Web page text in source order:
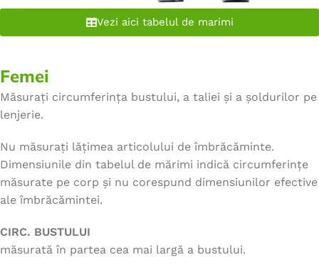
Vezi aici tabelul de marimi
Femei
Măsurați circumferința bustului, a taliei și a șoldurilor pe
lenjerie.
Nu măsurați lățimea articolului de îmbrăcăminte.
Dimensiunile din tabelul de mărimi indică circumferințe
măsurate pe corp și nu corespund dimensiunilor efective
ale îmbrăcămintei.
CIRC. BUSTULUI
măsurată în partea cea mai largă a bustului.